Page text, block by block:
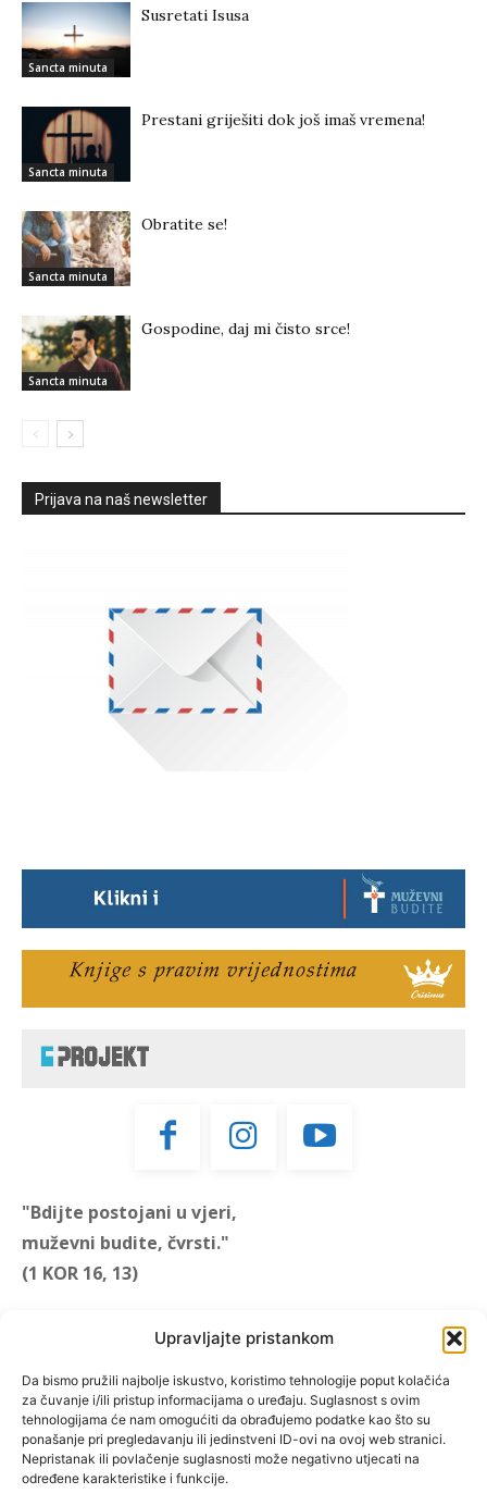
Upravljajte pristankom
Da bismo pružili najbolje iskustvo, koristimo tehnologije poput kolačića
za čuvanje i/ili pristup informacijama o uređaju. Suglasnost s ovim
tehnologijama će nam omogućiti da obrađujemo podatke kao što su
ponašanje pri pregledavanju ili jedinstveni ID-ovi na ovoj web stranici.
Nepristanak ili povlačenje suglasnosti može negativno utjecati na
određene karakteristike i funkcije.
Sancta minuta
Susretati Isusa
Sancta minuta
Prestani griješiti dok još imaš vremena!
Sancta minuta
Obratite se!
Sancta minuta
Gospodine, daj mi čisto srce!
Prijava na naš newsletter
"Bdijte postojani u vjeri,
muževni budite, čvrsti."
(1 KOR 16, 13)
"Muževni budite" prvi je
hrvatski portal za katoličke
muškarce koji pokušava
reafirmirati u današnje
vrijeme itekako narušen
biblijski koncept muževnosti,
koji pokušavamo osvijetliti iz